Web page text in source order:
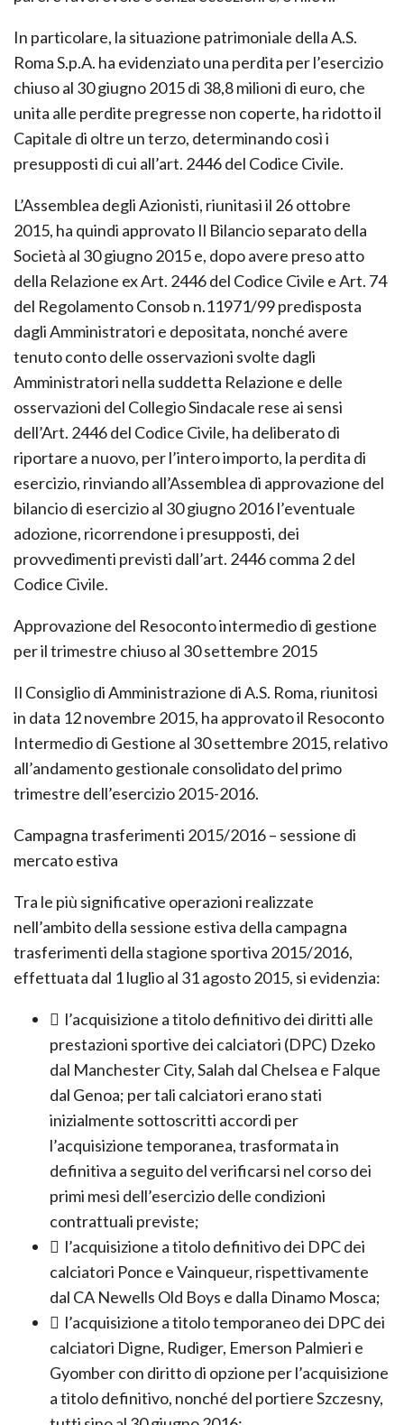
parere favorevole e senza eccezioni e/o rilievi.
In particolare, la situazione patrimoniale della A.S.
Roma S.p.A. ha evidenziato una perdita per l’esercizio
chiuso al 30 giugno 2015 di 38,8 milioni di euro, che
unita alle perdite pregresse non coperte, ha ridotto il
Capitale di oltre un terzo, determinando così i
presupposti di cui all’art. 2446 del Codice Civile.
L’Assemblea degli Azionisti, riunitasi il 26 ottobre
2015, ha quindi approvato Il Bilancio separato della
Società al 30 giugno 2015 e, dopo avere preso atto
della Relazione ex Art. 2446 del Codice Civile e Art. 74
del Regolamento Consob n.11971/99 predisposta
dagli Amministratori e depositata, nonché avere
tenuto conto delle osservazioni svolte dagli
Amministratori nella suddetta Relazione e delle
osservazioni del Collegio Sindacale rese ai sensi
dell’Art. 2446 del Codice Civile, ha deliberato di
riportare a nuovo, per l’intero importo, la perdita di
esercizio, rinviando all’Assemblea di approvazione del
bilancio di esercizio al 30 giugno 2016 l’eventuale
adozione, ricorrendone i presupposti, dei
provvedimenti previsti dall’art. 2446 comma 2 del
Approvazione del Resoconto intermedio di gestione
per il trimestre chiuso al 30 settembre 2015
Il Consiglio di Amministrazione di A.S. Roma, riunitosi
in data 12 novembre 2015, ha approvato il Resoconto
Intermedio di Gestione al 30 settembre 2015, relativo
all’andamento gestionale consolidato del primo
Campagna trasferimenti 2015/2016 – sessione di
Tra le più significative operazioni realizzate
nell’ambito della sessione estiva della campagna
trasferimenti della stagione sportiva 2015/2016,
effettuata dal 1 luglio al 31 agosto 2015, si evidenzia:
 l’acquisizione a titolo definitivo dei diritti alle
prestazioni sportive dei calciatori (DPC) Dzeko
dal Manchester City, Salah dal Chelsea e Falque
dal Genoa; per tali calciatori erano stati
inizialmente sottoscritti accordi per
l’acquisizione temporanea, trasformata in
definitiva a seguito del verificarsi nel corso dei
primi mesi dell’esercizio delle condizioni
contrattuali previste;
 l’acquisizione a titolo definitivo dei DPC dei
calciatori Ponce e Vainqueur, rispettivamente
dal CA Newells Old Boys e dalla Dinamo Mosca;
 l’acquisizione a titolo temporaneo dei DPC dei
calciatori Digne, Rudiger, Emerson Palmieri e
Gyomber con diritto di opzione per l’acquisizione
a titolo definitivo, nonché del portiere Szczesny,